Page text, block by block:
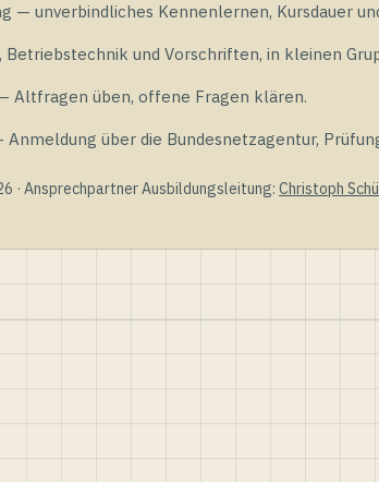
— unverbindliches Kennenlernen, Kursdauer
und Vorschriften, in kleinen
Altfragen üben, offene Fragen klären.
über die Bundesnetzagentur,
· Ansprechpartner Ausbildungsleitung: Christoph